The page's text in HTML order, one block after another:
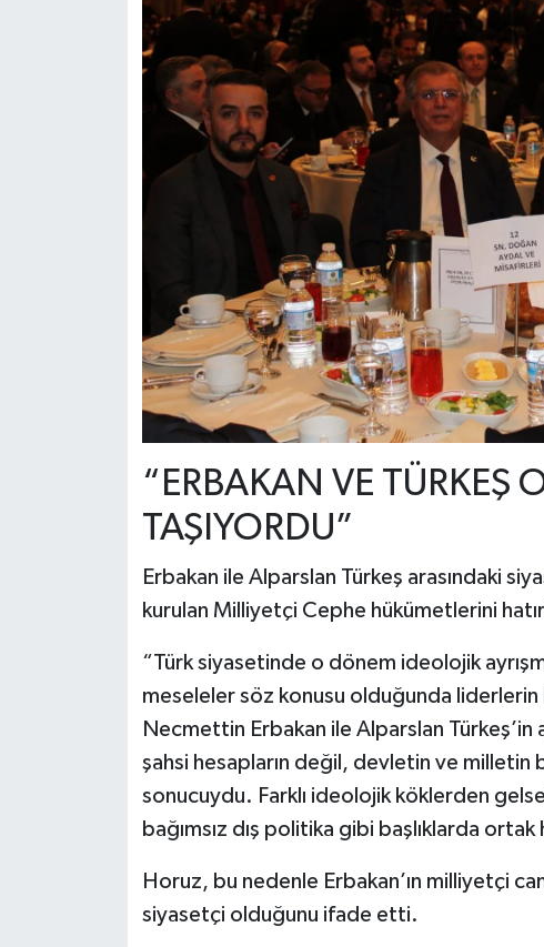
“ERBAKAN VE TÜRKEŞ
TAŞIYORDU”
Erbakan ile Alparslan Türkeş arasındaki
kurulan Milliyetçi Cephe hükümetlerini
“Türk siyasetinde o dönem ideolojik
meseleler söz konusu olduğunda
Necmettin Erbakan ile Alparslan Türkeş’in
şahsi hesapların değil, devletin ve milletin
sonucuydu. Farklı ideolojik köklerden
bağımsız dış politika gibi başlıklarda
Horuz, bu nedenle Erbakan’ın milliyetçi
siyasetçi olduğunu ifade etti.